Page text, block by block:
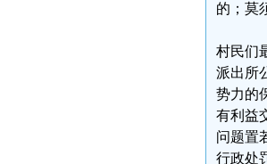
的；莫
村民们
派出所
势力的
有利益
问题置
行政处